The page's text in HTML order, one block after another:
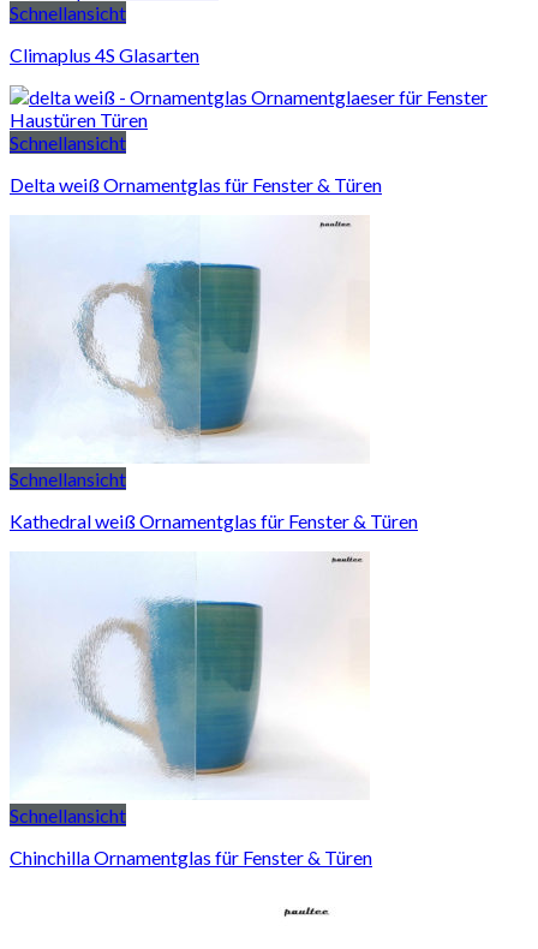
Schnellansicht
Climaplus 4S Glasarten
Schnellansicht
Delta weiß Ornamentglas für Fenster & Türen
Schnellansicht
Kathedral weiß Ornamentglas für Fenster & Türen
Schnellansicht
Chinchilla Ornamentglas für Fenster & Türen